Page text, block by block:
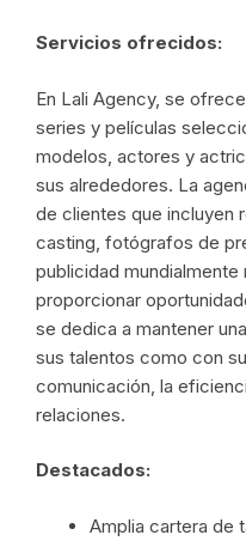
Servicios ofrecidos:
En Lali Agency, se
series y películas
modelos, actores y
sus alrededores. La
de clientes que incluyen
casting, fotógrafos de
publicidad
proporcionar
se dedica a mantener
sus talentos como con
comunicación, la
relaciones.
Destacados:
Amplia cartera de